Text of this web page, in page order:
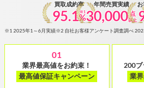
買取成約率
95.1※1
%
年間売買実績
30,000 点
以上
※1 2025年1～6月実績※2 自社お客様アンケート調査調べ
01
業界最高値をお約束！
最高値保証キャンペーン
200ブ
業